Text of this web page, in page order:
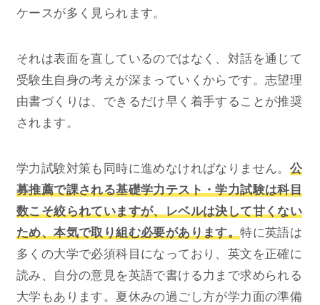
ケースが多く見られます。
それは表面を直しているのではなく、対話を通じて
受験生自身の考えが深まっていくからです。志望理
由書づくりは、できるだけ早く着手することが推奨
されます。
学力試験対策も同時に進めなければなりません。 公
募推薦で課される基礎学力テスト・学力試験は科目
数こそ絞られていますが、レベルは決して甘くない
ため、本気で取り組む必要があります。特に英語は
多くの大学で必須科目になっており、英文を正確に
読み、自分の意見を英語で書ける力まで求められる
大学もあります。夏休みの過ごし方が学力面の準備